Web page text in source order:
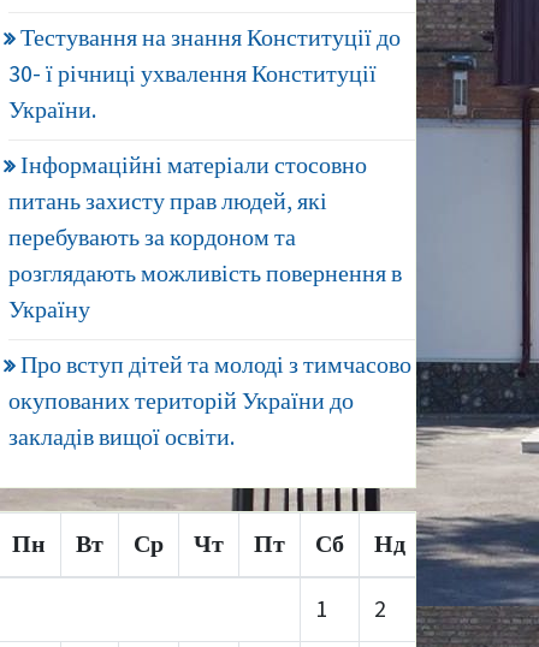
Тестування на знання Конституції до
30- ї річниці ухвалення Конституції
України.
Інформаційні матеріали стосовно
питань захисту прав людей, які
перебувають за кордоном та
розглядають можливість повернення в
Україну
Про вступ дітей та молоді з тимчасово
окупованих територій України до
закладів вищої освіти.
Пн Вт Ср Чт Пт Сб Нд
1 2